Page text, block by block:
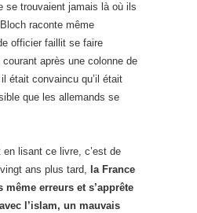
se trouvaient jamais là où ils
raconte même
officier faillit se faire
après une colonne de
était convaincu qu’il était
que les allemands se
lisant ce livre, c’est de
ans plus tard, la France
même erreurs et s’apprête
l’islam, un mauvais